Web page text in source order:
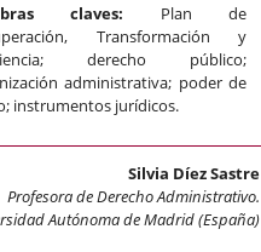
claves: Plan de
Transformación y
derecho público;
administrativa; poder de
instrumentos jurídicos.
Silvia Díez Sastre
Profesora de Derecho Administrativo.
Autónoma de Madrid (España)